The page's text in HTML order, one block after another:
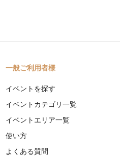
一般ご利用者様
イベントを探す
イベントカテゴリ一覧
イベントエリア一覧
使い方
よくある質問